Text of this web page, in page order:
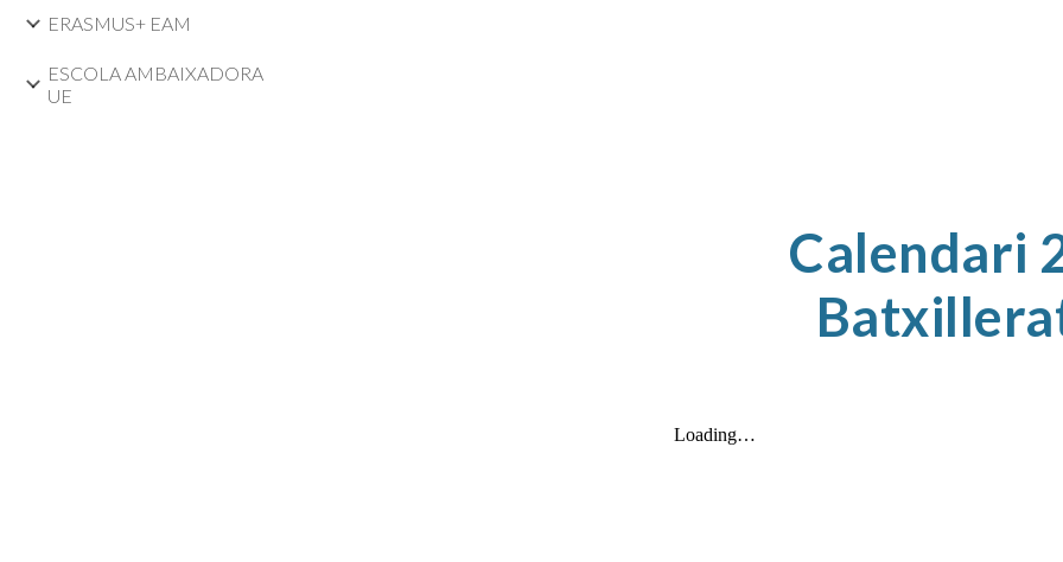
ERASMUS+ EAM
ESCOLA AMBAIXADORA
UE
Calendari